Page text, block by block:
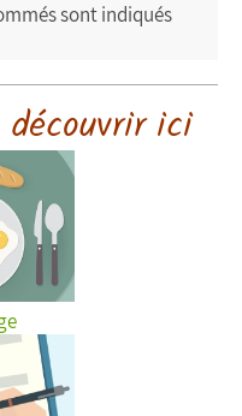
sont indiqués
ici